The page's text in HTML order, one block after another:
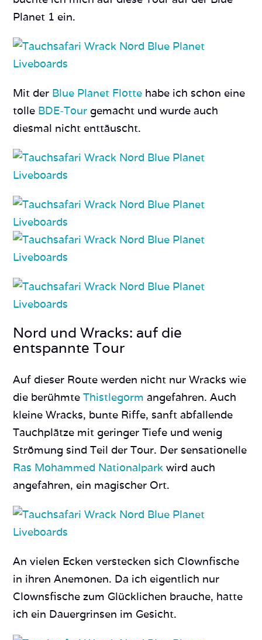
Planet 1 ein.
Mit der Blue Planet Flotte habe ich schon eine
tolle BDE-Tour gemacht und wurde auch
diesmal nicht enttäuscht.
Nord und Wracks: auf die
entspannte Tour
Auf dieser Route werden nicht nur Wracks wie
die berühmteThistlegorm angefahren. Auch
kleine Wracks, bunte Riffe, sanft abfallende
Tauchplätze mit geringer Tiefe und wenig
Strömung sind Teil der Tour. Der sensationelle
Ras Mohammed Nationalpark wird auch
angefahren, ein magischer Ort.
An vielen Ecken verstecken sich Clownfische
in ihren Anemonen. Da ich eigentlich nur
Clownsfische zum Glücklichen brauche, hatte
ich ein Dauergrinsen im Gesicht.